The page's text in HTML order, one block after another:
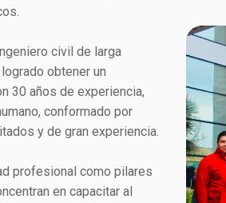
civil de larga
obtener un
30 años de experiencia,
conformado por
y de gran experiencia.
profesional como pilares
en capacitar al